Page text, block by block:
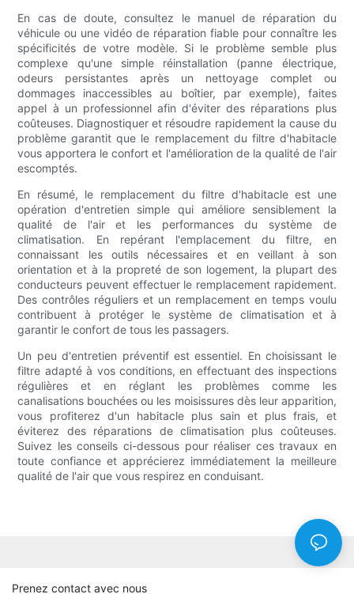
En cas de doute, consultez le manuel de réparation du
véhicule ou une vidéo de réparation fiable pour connaître les
spécificités de votre modèle. Si le problème semble plus
complexe qu'une simple réinstallation (panne électrique,
odeurs persistantes après un nettoyage complet ou
dommages inaccessibles au boîtier, par exemple), faites
appel à un professionnel afin d'éviter des réparations plus
coûteuses. Diagnostiquer et résoudre rapidement la cause du
problème garantit que le remplacement du filtre d'habitacle
vous apportera le confort et l'amélioration de la qualité de l'air
escomptés.
En résumé, le remplacement du filtre d'habitacle est une
opération d'entretien simple qui améliore sensiblement la
qualité de l'air et les performances du système de
climatisation. En repérant l'emplacement du filtre, en
connaissant les outils nécessaires et en veillant à son
orientation et à la propreté de son logement, la plupart des
conducteurs peuvent effectuer le remplacement rapidement.
Des contrôles réguliers et un remplacement en temps voulu
contribuent à protéger le système de climatisation et à
garantir le confort de tous les passagers.
Un peu d'entretien préventif est essentiel. En choisissant le
filtre adapté à vos conditions, en effectuant des inspections
régulières et en réglant les problèmes comme les
canalisations bouchées ou les moisissures dès leur apparition,
vous profiterez d'un habitacle plus sain et plus frais, et
éviterez des réparations de climatisation plus coûteuses.
Suivez les conseils ci-dessous pour réaliser ces travaux en
toute confiance et apprécierez immédiatement la meilleure
qualité de l'air que vous respirez en conduisant.
Prenez contact avec nous